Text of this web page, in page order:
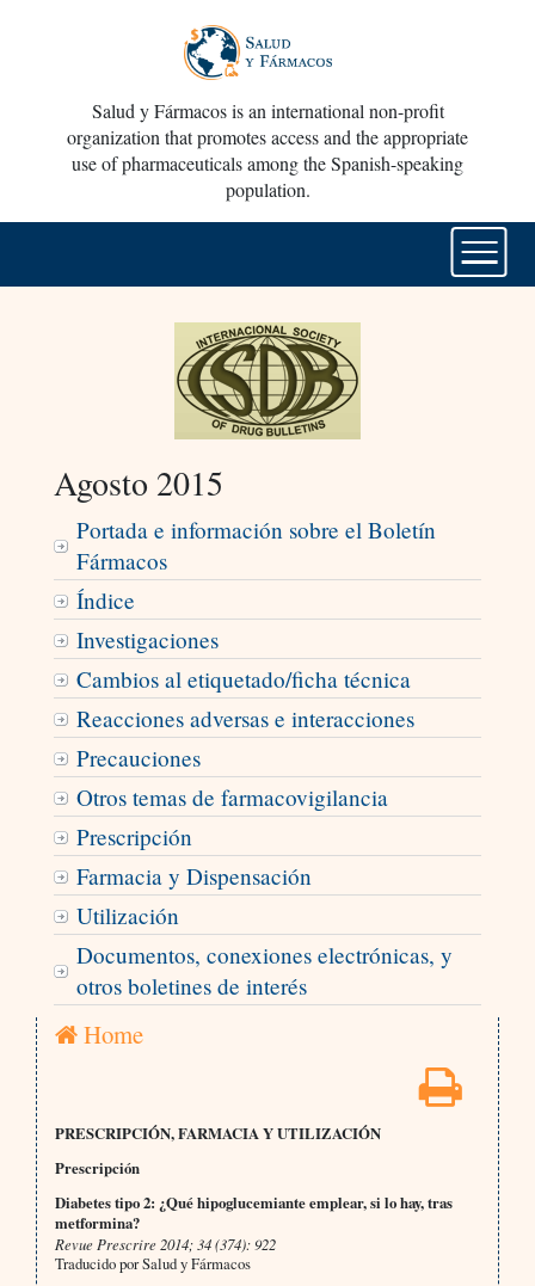
Salud y Fármacos is an international non-profit
organization that promotes access and the appropriate
use of pharmaceuticals among the Spanish-speaking
population.
Agosto 2015
Portada e información sobre el Boletín
Fármacos
Índice
Investigaciones
Cambios al etiquetado/ficha técnica
Reacciones adversas e interacciones
Precauciones
Otros temas de farmacovigilancia
Prescripción
Farmacia y Dispensación
Utilización
Documentos, conexiones electrónicas, y
otros boletines de interés
Home
PRESCRIPCIÓN, FARMACIA Y UTILIZACIÓN
Prescripción
Diabetes tipo 2: ¿Qué hipoglucemiante emplear, si lo hay, tras
metformina?
Revue Prescrire 2014; 34 (374): 922
Traducido por Salud y Fármacos